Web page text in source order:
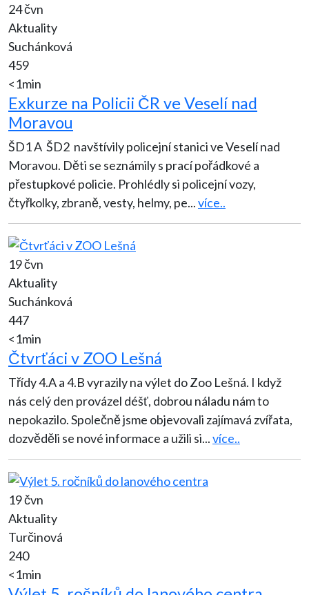
24 čvn
Aktuality
Suchánková
459
<1min
Exkurze na Policii ČR ve Veselí nad
Moravou
ŠD1 A ŠD2 navštívily policejní stanici ve Veselí nad
Moravou. Děti se seznámily s prací pořádkové a
přestupkové policie. Prohlédly si policejní vozy,
čtyřkolky, zbraně, vesty, helmy, pe...více..
19 čvn
Aktuality
Suchánková
447
<1min
Čtvrťáci v ZOO Lešná
Třídy 4.A a 4.B vyrazily na výlet do Zoo Lešná. I když
nás celý den provázel déšť, dobrou náladu nám to
nepokazilo. Společně jsme objevovali zajímavá zvířata,
dozvěděli se nové informace a užili si...více..
19 čvn
Aktuality
Turčinová
240
<1min